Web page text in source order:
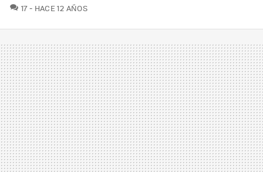
17COMENTARIOS
HACE 12 AÑOS